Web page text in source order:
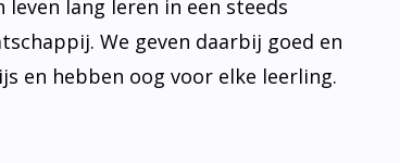
We geven daarbij goed en
en hebben oog voor elke leerling.